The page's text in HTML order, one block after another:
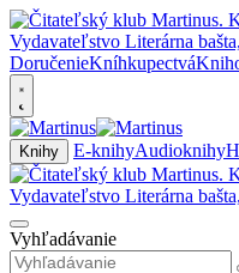
DoručenieKníhkupectvá
Knihy E-knihyAudioknihy
Vyhľadávanie